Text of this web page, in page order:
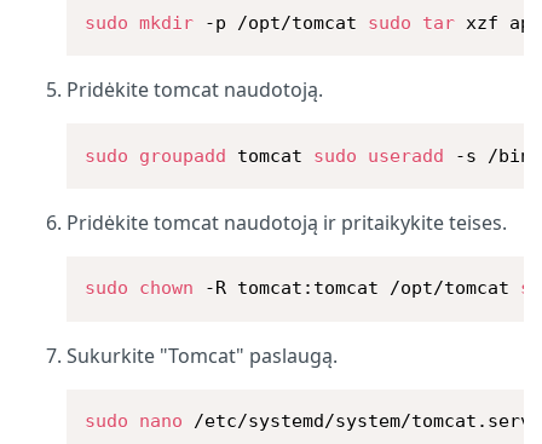
sudo mkdir -p /opt/tomcat sudo tar xzf
Pridėkite tomcat naudotoją.
sudo groupadd tomcat sudo useradd -s /bin/
Pridėkite tomcat naudotoją ir pritaikykite teises.
sudo chown -R tomcat:tomcat /opt/tomcat
Sukurkite "Tomcat" paslaugą.
sudo nano /etc/systemd/system/